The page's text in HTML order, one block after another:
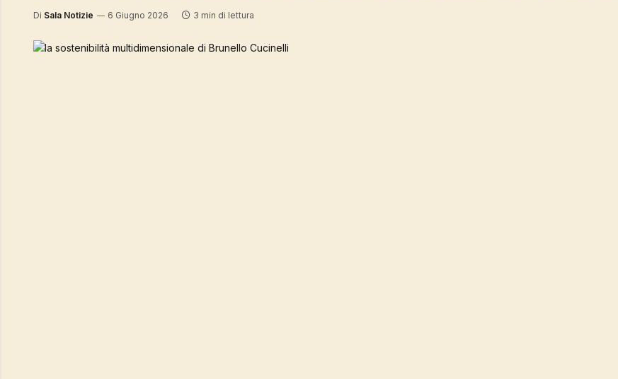
Di Sala Notizie 6 Giugno 2026 3 min di lettura